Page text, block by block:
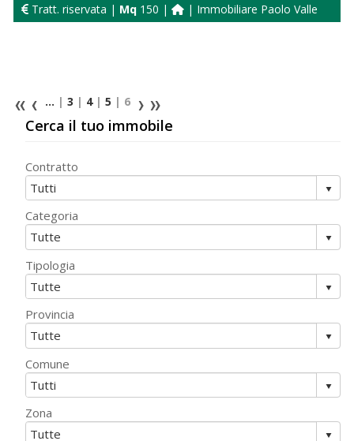
Tratt. riservata | Mq 150 | | Immobiliare Paolo Valle
... | 3 | 4| 5 | 6
Cerca il tuo immobile
Contratto
Categoria
Tipologia
Provincia
Comune
Zona